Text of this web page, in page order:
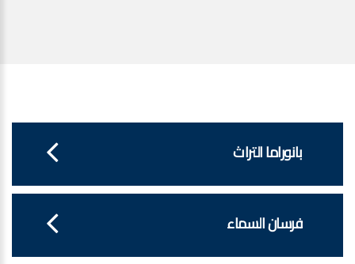
بانوراما التراث
فرسان السماء